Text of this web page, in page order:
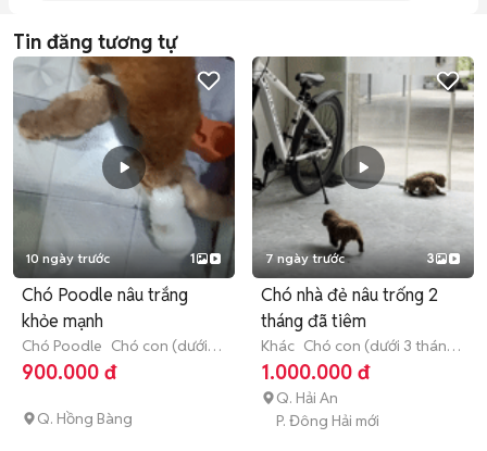
Tin đăng tương tự
10 ngày trước 1
Chó Poodle nâu trắng
khỏe mạnh
Chó Poodle Chó con (dưới 3
tháng tuổi)
900.000 đ
Q. Hồng Bàng
7 ngày trước 3
Chó nhà đẻ nâu trống 2
tháng đã tiêm
Khác Chó con (dưới 3 tháng
tuổi)
1.000.000 đ
Q. Hải An
P. Đông Hải mới